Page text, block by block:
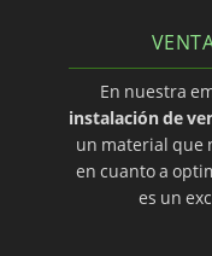
En nuestra
instalación de
un material que
en cuanto a
es un